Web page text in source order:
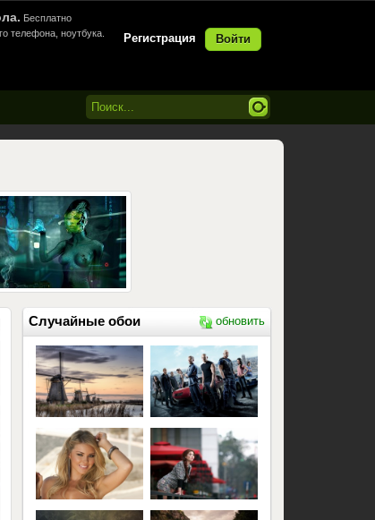
Регистрация Войти
Бесплатно
телефона, ноутбука.
Случайные обои обновить